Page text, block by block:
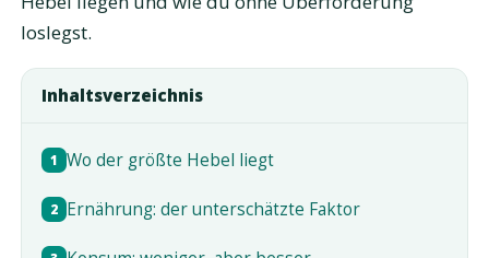
loslegst.
Inhaltsverzeichnis
1 Wo der größte Hebel liegt
2 Ernährung: der unterschätzte Faktor